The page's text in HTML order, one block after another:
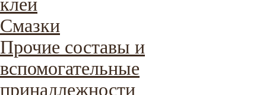
клеи
Смазки
Прочие составы и
вспомогательные
принадлежности